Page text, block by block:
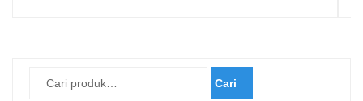
Cari